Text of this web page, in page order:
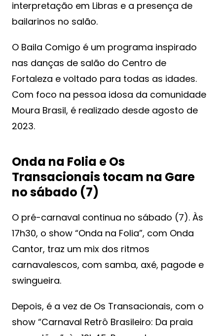
interpretação em Libras e a presença de
bailarinos no salão.
O Baila Comigo é um programa inspirado
nas danças de salão do Centro de
Fortaleza e voltado para todas as idades.
Com foco na pessoa idosa da comunidade
Moura Brasil, é realizado desde agosto de
2023.
Onda na Folia e Os
Transacionais tocam na Gare
no sábado (7)
O pré-carnaval continua no sábado (7). Às
17h30, o show “Onda na Folia”, com Onda
Cantor, traz um mix dos ritmos
carnavalescos, com samba, axé, pagode e
swingueira.
Depois, é a vez de Os Transacionais, com o
show “Carnaval Retrô Brasileiro: Da praia